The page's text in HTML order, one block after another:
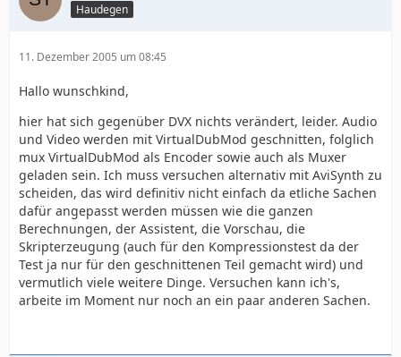
Haudegen
11. Dezember 2005 um 08:45
Hallo wunschkind,
hier hat sich gegenüber DVX nichts verändert, leider. Audio
und Video werden mit VirtualDubMod geschnitten, folglich
mux VirtualDubMod als Encoder sowie auch als Muxer
geladen sein. Ich muss versuchen alternativ mit AviSynth zu
scheiden, das wird definitiv nicht einfach da etliche Sachen
dafür angepasst werden müssen wie die ganzen
Berechnungen, der Assistent, die Vorschau, die
Skripterzeugung (auch für den Kompressionstest da der
Test ja nur für den geschnittenen Teil gemacht wird) und
vermutlich viele weitere Dinge. Versuchen kann ich's,
arbeite im Moment nur noch an ein paar anderen Sachen.